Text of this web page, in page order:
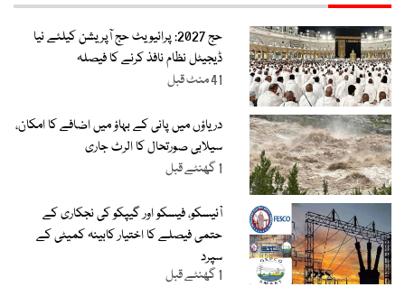
حج 2027: پرائیویٹ حج آپریشن کیلئے نیا
ڈیجیٹل نظام نافذ کرنے کا فیصلہ
41 منٹ قبل
دریاؤں میں پانی کے بہاؤ میں اضافے کا امکان،
سیلابی صورتحال کا الرٹ جاری
1 گھنٹے قبل
آئیسکو، فیسکو اور گیپکو کی نجکاری کے
حتمی فیصلے کا اختیار کابینہ کمیٹی کے
سپرد
1 گھنٹے قبل